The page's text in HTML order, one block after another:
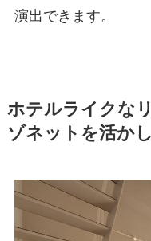
演出できます。
ホテルライクな
ゾネットを活か